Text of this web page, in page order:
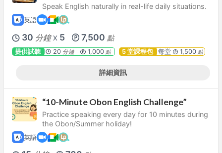
Speak English naturally in real-life daily situations.
英語
30 分鐘 X 5 7,500 點
提供試聽 20 分鐘 1,000點 5 堂課程包 每堂 1,500點
詳細資訊
“10-Minute Obon English Challenge”
Practice speaking every day for 10 minutes during
the Obon/Summer holiday!
英語